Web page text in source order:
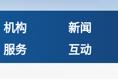
机构
新闻
服务
互动